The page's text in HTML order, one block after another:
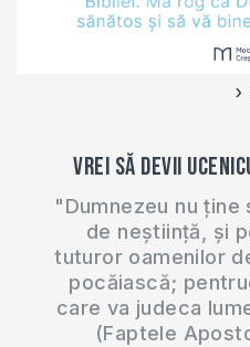
‹
Vrei să devii
"Dumnezeu nu ține
de neștiință, și
tuturor oamenilor
pocăiască;
care va judeca
(Faptele